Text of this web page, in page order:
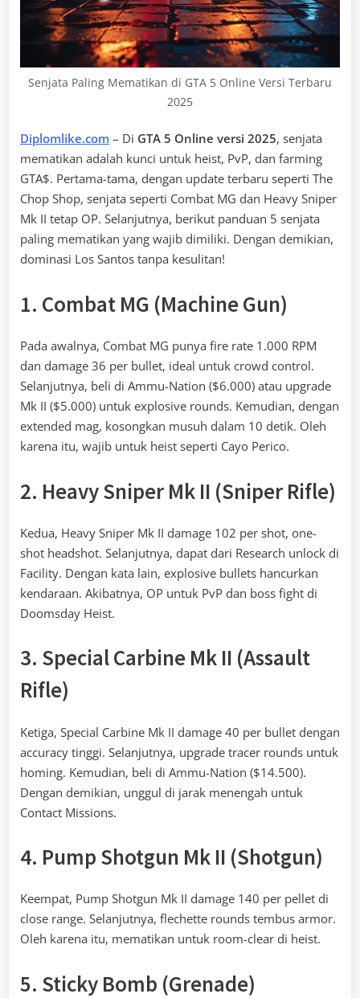
Senjata Paling Mematikan di GTA 5 Online Versi Terbaru
2025
Diplomlike.com – Di GTA 5 Online versi 2025, senjata
mematikan adalah kunci untuk heist, PvP, dan farming
GTA$. Pertama-tama, dengan update terbaru seperti The
Chop Shop, senjata seperti Combat MG dan Heavy Sniper
Mk II tetap OP. Selanjutnya, berikut panduan 5 senjata
paling mematikan yang wajib dimiliki. Dengan demikian,
dominasi Los Santos tanpa kesulitan!
1. Combat MG (Machine Gun)
Pada awalnya, Combat MG punya fire rate 1.000 RPM
dan damage 36 per bullet, ideal untuk crowd control.
Selanjutnya, beli di Ammu-Nation ($6.000) atau upgrade
Mk II ($5.000) untuk explosive rounds. Kemudian, dengan
extended mag, kosongkan musuh dalam 10 detik. Oleh
karena itu, wajib untuk heist seperti Cayo Perico.
2. Heavy Sniper Mk II (Sniper Rifle)
Kedua, Heavy Sniper Mk II damage 102 per shot, one-
shot headshot. Selanjutnya, dapat dari Research unlock di
Facility. Dengan kata lain, explosive bullets hancurkan
kendaraan. Akibatnya, OP untuk PvP dan boss fight di
Doomsday Heist.
3. Special Carbine Mk II (Assault
Rifle)
Ketiga, Special Carbine Mk II damage 40 per bullet dengan
accuracy tinggi. Selanjutnya, upgrade tracer rounds untuk
homing. Kemudian, beli di Ammu-Nation ($14.500).
Dengan demikian, unggul di jarak menengah untuk
Contact Missions.
4. Pump Shotgun Mk II (Shotgun)
Keempat, Pump Shotgun Mk II damage 140 per pellet di
close range. Selanjutnya, flechette rounds tembus armor.
Oleh karena itu, mematikan untuk room-clear di heist.
5. Sticky Bomb (Grenade)